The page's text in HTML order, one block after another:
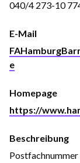
040/4 273-10
E-Mail
e
Homepage
https://
Beschreibung